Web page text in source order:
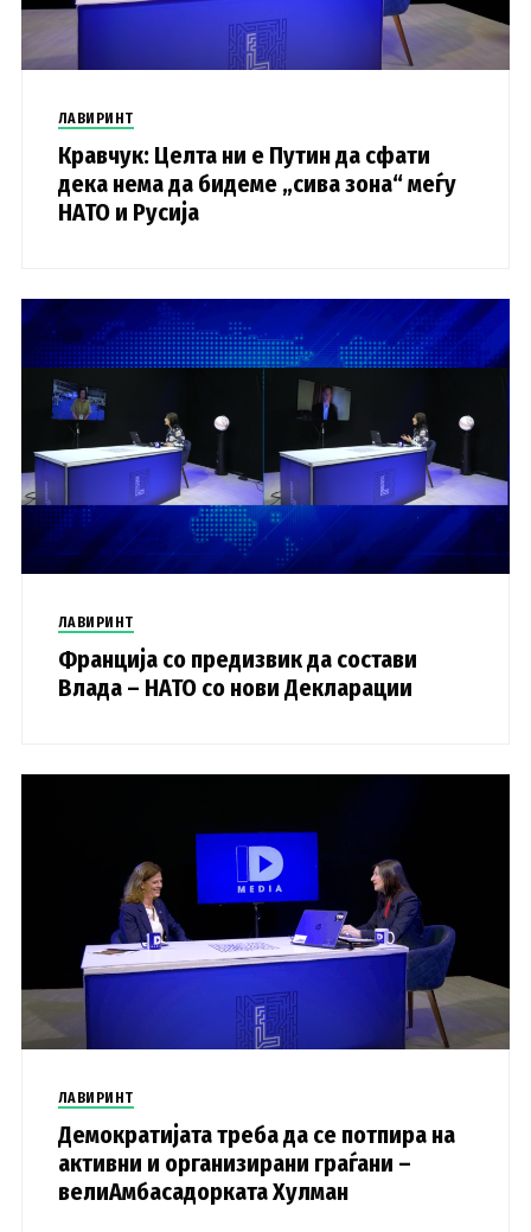
ЛАВИРИНТ
Кравчук: Целта ни е Путин да сфати
дека нема да бидеме „сива зона“ меѓу
НАТО и Русија
ЛАВИРИНТ
Франција со предизвик да состави
Влада – НАТО со нови Декларации
ЛАВИРИНТ
Демократијата треба да се потпира на
активни и организирани граѓани –
велиАмбасадорката Хулман